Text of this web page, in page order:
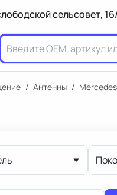
сельсовет,
/ Антенны /